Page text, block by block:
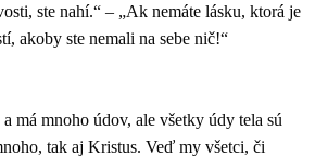
ste nahí.“ – „Ak nemáte lásku, ktorá je
akoby ste nemali na sebe nič!“
má mnoho údov, ale všetky údy tela sú
tak aj Kristus. Veď my všetci, či